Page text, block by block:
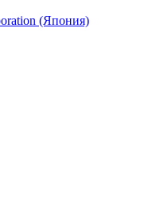
(Япония)